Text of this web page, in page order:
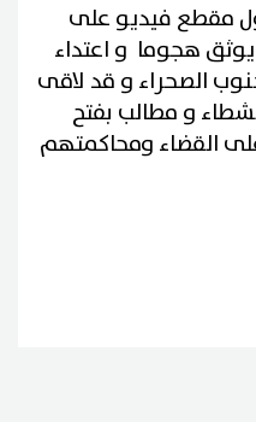
مقطع فيديو على
هجوما و اعتداء
الصحراء و قد لاقى
و مطالب بفتح
القضاء ومحاكمتهم